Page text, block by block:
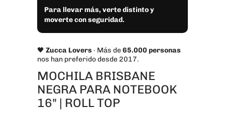
Para llevar más, verte distinto y
moverte con seguridad.
🖤 Zucca Lovers · Más de65.000 personas
nos han preferido desde 2017.
MOCHILA BRISBANE
NEGRA PARA NOTEBOOK
16" | ROLL TOP